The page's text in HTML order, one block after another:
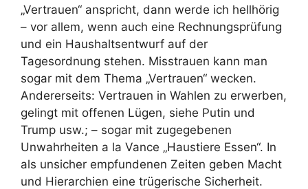
„Vertrauen“ anspricht, dann werde ich hellhörig
– vor allem, wenn auch eine Rechnungsprüfung
und ein Haushaltsentwurf auf der
Tagesordnung stehen. Misstrauen kann man
sogar mit dem Thema „Vertrauen“ wecken.
Andererseits: Vertrauen in Wahlen zu erwerben,
gelingt mit offenen Lügen, siehe Putin und
Trump usw.; – sogar mit zugegebenen
Unwahrheiten a la Vance „Haustiere Essen“. In
als unsicher empfundenen Zeiten geben Macht
und Hierarchien eine trügerische Sicherheit.